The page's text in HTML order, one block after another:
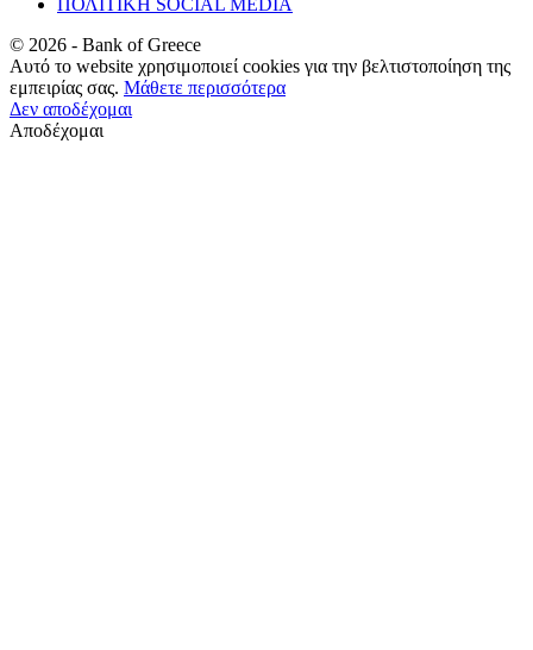
© 2026 - Bank of Greece
Αυτό το website χρησιμοποιεί cookies για την βελτιστοποίηση της
εμπειρίας σας. Μάθετε περισσότερα
Δεν αποδέχομαι
Αποδέχομαι